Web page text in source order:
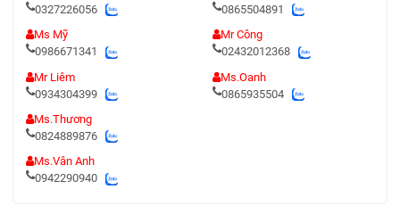
0327226056
Ms Mỹ
0986671341
Mr Liêm
0934304399
Ms.Thương
0824889876
Ms.Vân Anh
0942290940
0865504891
Mr Công
02432012368
Ms.Oanh
0865935504